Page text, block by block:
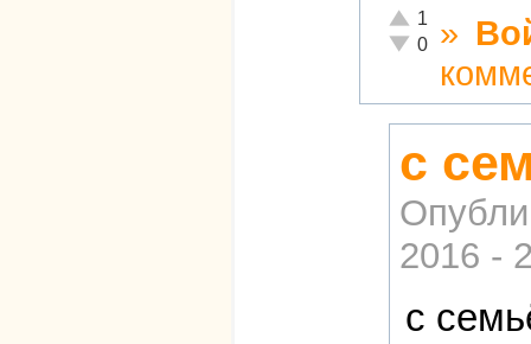
Отлично!
1
Неадекватно!
0 »
с
2016 -
с